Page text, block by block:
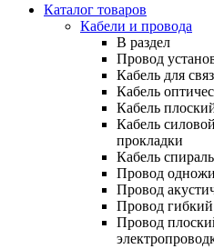
Каталог товаров
Кабели и провода
В раздел
Провод
Кабель для
Кабель
Кабель
Кабель
прокладки
Кабель
Провод
Провод
Провод гибкий
Провод